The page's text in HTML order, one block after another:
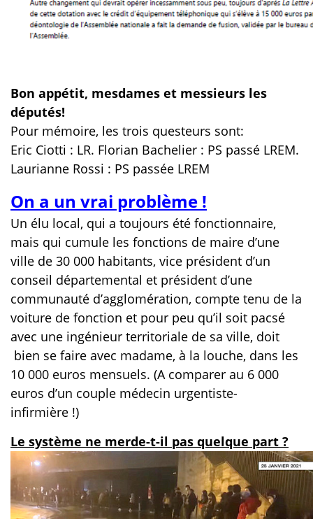
Bon appétit, mesdames et messieurs les
députés!
Pour mémoire, les trois questeurs sont:
Eric Ciotti : LR. Florian Bachelier : PS passé LREM.
Laurianne Rossi : PS passée LREM
On a un vrai problème !
Un élu local, qui a toujours été fonctionnaire,
mais qui cumule les fonctions de maire d’une
ville de 30 000 habitants, vice président d’un
conseil départemental et président d’une
communauté d’agglomération, compte tenu de la
voiture de fonction et pour peu qu’il soit pacsé
avec une ingénieur territoriale de sa ville, doit
bien se faire avec madame, à la louche, dans les
10 000 euros mensuels. (A comparer au 6 000
euros d’un couple médecin urgentiste-
infirmière !)
Le système ne merde-t-il pas quelque part ?